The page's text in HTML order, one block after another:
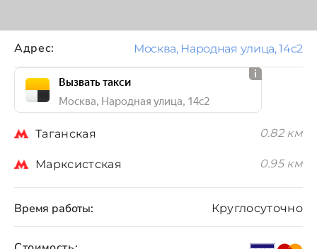
Время работы: Круглосуточно
Адрес: Москва, Народная улица, 14с2
Вызвать такси
Москва, Народная улица, 14с2
Таганская 0.82 км
Марксистская 0.95 км